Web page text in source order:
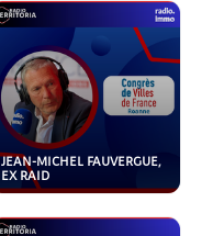
JEAN-MICHEL FAUVERGUE,
EX RAID